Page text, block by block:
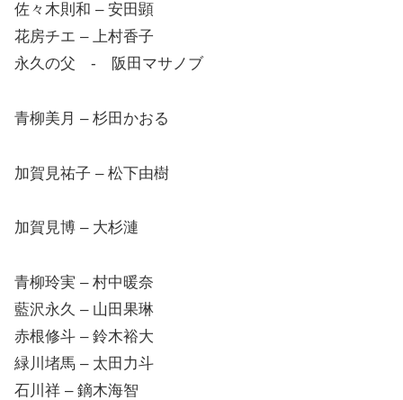
佐々木則和 – 安田顕
花房チエ – 上村香子
永久の父 ‐ 阪田マサノブ
青柳美月 – 杉田かおる
加賀見祐子 – 松下由樹
加賀見博 – 大杉漣
青柳玲実 – 村中暖奈
藍沢永久 – 山田果琳
赤根修斗 – 鈴木裕大
緑川堵馬 – 太田力斗
石川祥 – 鏑木海智